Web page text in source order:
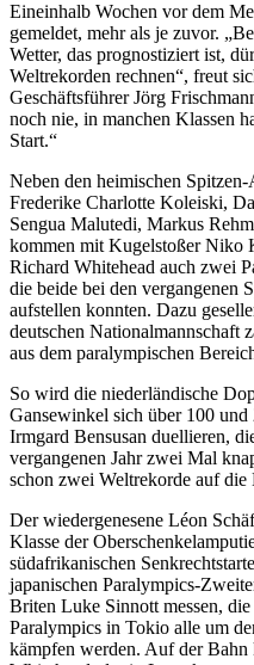
Eineinhalb Wochen vor dem
gemeldet, mehr als je zuvor.
Wetter, das prognostiziert ist,
Weltrekorden rechnen“, freut
Geschäftsführer Jörg
noch nie, in manchen Klassen
Start.“
Neben den heimischen
Frederike Charlotte Koleiski,
Sengua Malutedi, Markus
kommen mit Kugelstoßer Niko
Richard Whitehead auch zwei
die beide bei den vergangenen
aufstellen konnten. Dazu
deutschen Nationalmannschaft
aus dem paralympischen
So wird die niederländische
Gansewinkel sich über 100
Irmgard Bensusan duellieren,
vergangenen Jahr zwei Mal
schon zwei Weltrekorde auf die
Der wiedergenesene Léon
Klasse der
südafrikanischen
japanischen Paralympics-
Briten Luke Sinnott messen,
Paralympics in Tokio alle um
kämpfen werden. Auf der